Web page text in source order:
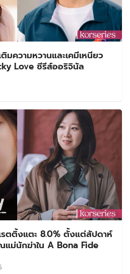
ความหวานและเคมีเหนียว
Love ซีรีส์ออริจินัล
รตติ้งแตะ 8.0% ตั้งแต่สัปดาห์
แม่นักฆ่าใน A Bona Fide